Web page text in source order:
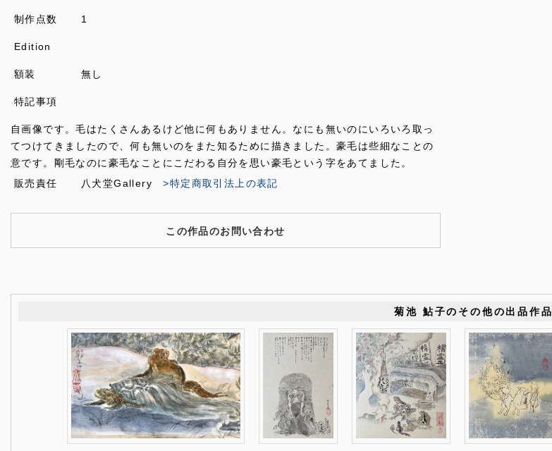
制作点数 1
Edition
額装 無し
特記事項
自画像です。毛はたくさんあるけど他に何もありません。なにも無いのにいろいろ取っ
てつけてきましたので、何も無いのをまた知るために描きました。豪毛は些細なことの
意です。剛毛なのに豪毛なことにこだわる自分を思い豪毛という字をあてました。
販売責任
八犬堂Gallery>特定商取引法上の表記
この作品のお問い合わせ
菊池 鮎子のその他の出品作品